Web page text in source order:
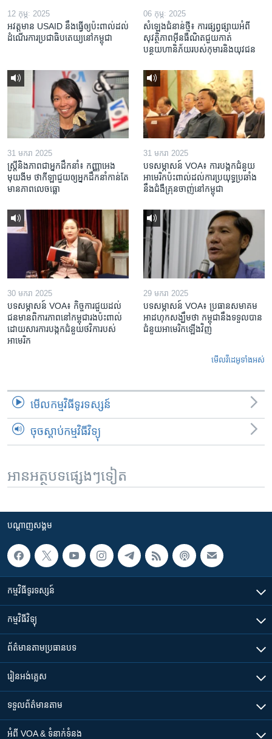
12 កុម្ភៈ 2025
អវត្តមាន USAID នឹងធ្វើឲ្យប៉ះពាល់ដល់
ដំណើរការប្រជាធិបតេយ្យនៅកម្ពុជា
06 កុម្ភៈ 2025
សំឡេងជំនាន់ថ្មី៖ ការផ្សព្វផ្សាយអំពី
សុវត្ថិភាពអ៊ីនធឺណិតជួយកាត់
បន្ថយហានិភ័យរបស់កុមារនិងយុវជន
31 មករា 2025
ស្រ្តី​និង​ភាព​ជា​អ្នក​ដឹកនាំ៖ កញ្ញា​អេង
មុយងីម ថា​កីឡា​ជួយឲ្យ​អ្នកដឹកនាំ​កាន់តែ​
មាន​ភាព​លេចធ្លោ
31 មករា 2025
បទសម្ភាសន៍ VOA៖ ការបង្កក​ជំនួយ​
អាមេរិក​ប៉ះពាល់ដល់​ការប្រយុទ្ធ​ប្រឆាំង​
នឹង​ជំងឺ​គ្រុនចាញ់​នៅ​កម្ពុជា
30 មករា 2025
បទសម្ភាសន៍ VOA៖ កិច្ចការ​ជួយ​ដល់​
ជន​មាន​ពិការភាព​នៅកម្ពុជា​រង​ប៉ះពាល់​
ដោយសារ​ការ​បង្កក​ជំនួយ​ថវិកា​របស់​
អាមេរិក
29 មករា 2025
បទសម្ភាសន៍ VOA៖ ប្រធាន​សមាគម​
អាដហុក​សង្ឃឹម​ថា កម្ពុជា​នឹង​ទទួល​បាន​
ជំនួយ​អាមេរិក​ឡើងវិញ
មើល​វីដេអូ​ទាំង​អស់
មើល​កម្មវិធី​ទូរទស្សន៍
ចុចស្តាប់កម្មវិធីវិទ្យុ
អានអត្ថបទផ្សេងៗទៀត
បណ្តាញ​សង្គម
កម្មវិធី​ទូរទស្សន៍
កម្មវិធី​វិទ្យុ
ព័ត៌មាន​តាមប្រធានបទ​
រៀន​​អង់គ្លេស
ទទួល​ព័ត៌មាន​តាម
អំពី​ VOA & ទំនាក់ទំនង